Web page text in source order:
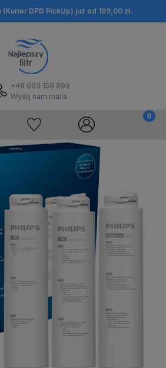
DPD PickUp) już od 199,00 zł.
+48 603 159 899
Wyślij nam maila